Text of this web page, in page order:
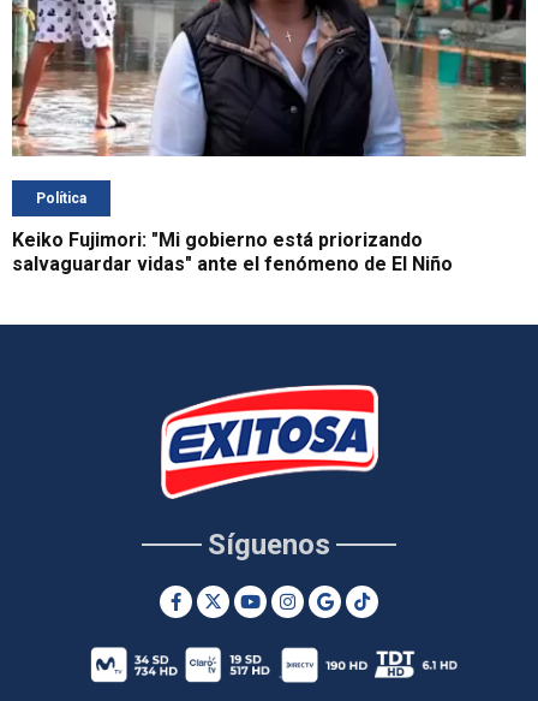
Política
Keiko Fujimori: "Mi gobierno está priorizando
salvaguardar vidas" ante el fenómeno de El Niño
Síguenos